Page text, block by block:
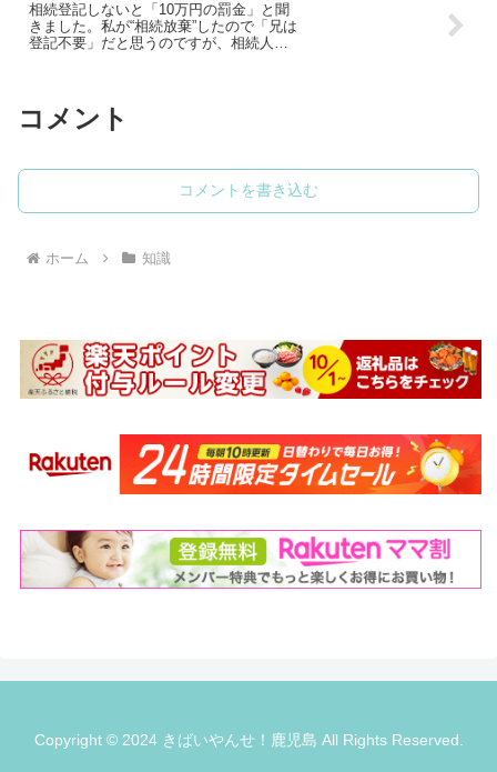
相続登記しないと「10万円の罰金」と聞
きました。私が“相続放棄”したので「兄は
登記不要」だと思うのですが、相続人が1
コメント
コメントを書き込む
ホーム 知識
Copyright © 2024 きばいやんせ！鹿児島 All Rights Reserved.